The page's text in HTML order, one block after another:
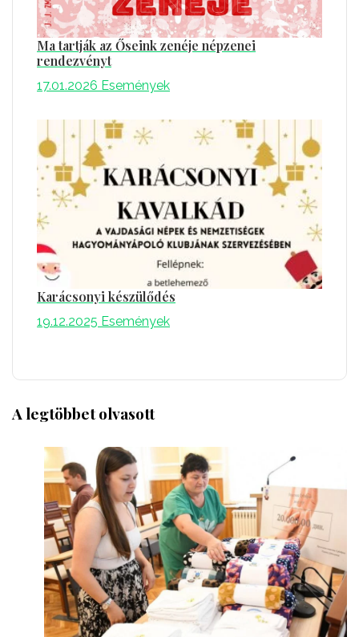
Ma tartják az Őseink zenéje népzenei
rendezvényt
17.01.2026 Események
Karácsonyi készülődés
19.12.2025 Események
A legtöbbet olvasott